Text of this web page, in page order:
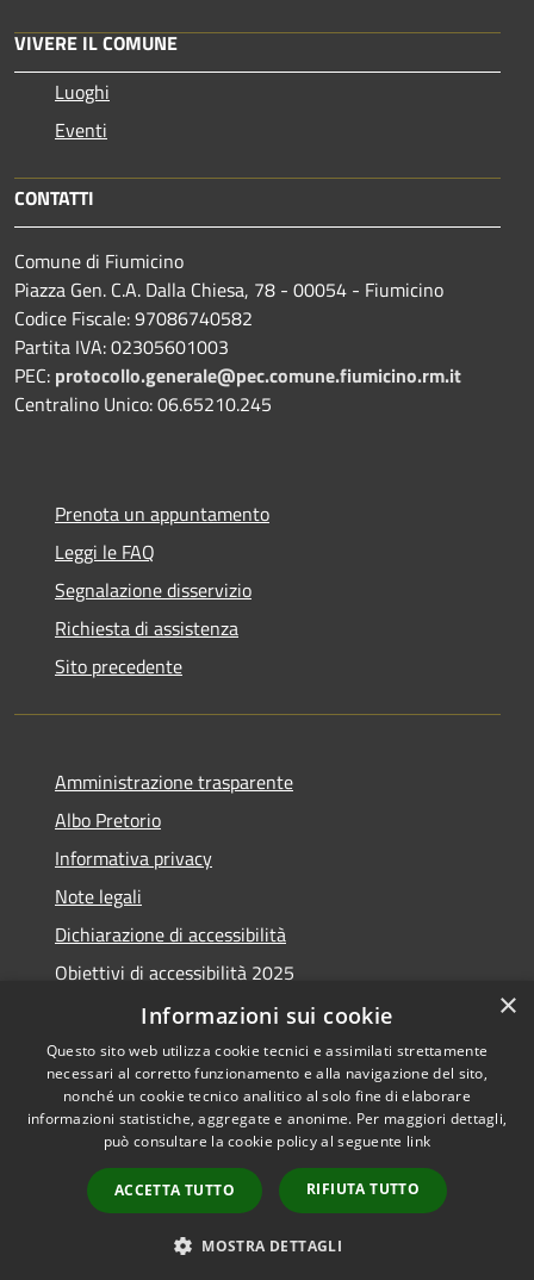
VIVERE IL COMUNE
Luoghi
Eventi
CONTATTI
Comune di Fiumicino
Piazza Gen. C.A. Dalla Chiesa, 78 - 00054 - Fiumicino
Codice Fiscale: 97086740582
Partita IVA: 02305601003
PEC: protocollo.generale@pec.comune.fiumicino.rm.it
Centralino Unico: 06.65210.245
Prenota un appuntamento
Leggi le FAQ
Segnalazione disservizio
Richiesta di assistenza
Sito precedente
Amministrazione trasparente
Albo Pretorio
Informativa privacy
Note legali
Dichiarazione di accessibilità
Obiettivi di accessibilità 2025
Meccanismo di feedback
RSS
Accessibilità
Copyright © 2026 • Comune di
Municipium•
Accesso
redazione
×
Informazioni sui cookie
Questo sito web utilizza cookie tecnici e assimilati strettamente
necessari al corretto funzionamento e alla navigazione del sito,
nonché un cookie tecnico analitico al solo fine di elaborare
informazioni statistiche, aggregate e anonime. Per maggiori dettagli,
può consultare la cookie policy al seguente link
ACCETTA TUTTO RIFIUTA TUTTO
MOSTRA DETTAGLI